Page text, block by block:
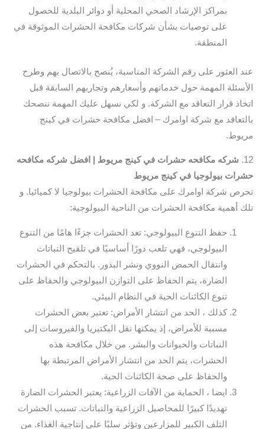
بمراكز الإرشاد الصحي المحلية أو دوائر البلدية للحصول
على توصيات بشأن شركات مكافحة الحشرات الموثوقة في
المنطقة.
عند العثور على رقم الشركة المناسبة، يُنصح بالاتصال بهم وطرح
الأسئلة المهمة حول خدماتهم وأسعارهم وتجاربهم السابقة قبل
اتخاذ قرار التعاقد مع الشركة. و لكي نسهل عليك المهمة ننصحك
بالتعاقد مع شركة اوامرك – افضل مكافحة حشرات في كينج
مريوط.
12.
شركه مكافحه حشرات في كينج مريوط | افضل شركه مكافحه
حشرات بيولوجيا في كينج مريوط
تحرص شركة اوامرك على مكافحة الحشرات بيولوجيا لا كميائيا. و
تلك أهمية مكافحة الحشرات من الناحية البيولوجية:
حفظ التنوع البيولوجي: تعد الحشرات جزءًا هامًا من التنوع
البيولوجي، فهي تلعب دورًا أساسيًا في تلقيح النباتات
وانتقال الحمض النووي ونشر البذور. بالتحكم في الحشرات
الضارة، يتم الحفاظ على التوازن البيولوجي والحفاظ على
تنوع الكائنات الحية في النظام البيئي.
كذلك ، الحد من انتشار الأمراض: تعتبر بعض الحشرات
مسببة للأمراض، إذ يمكنها نقل البكتيريا والفيروسات إلى
النباتات والحيوانات والبشر. من خلال مكافحة هذه
الحشرات، يتم الحد من انتشار الأمراض المرتبطة بها
والحفاظ على صحة الكائنات الحية.
ايضا ، الحماية من الآفات الزراعية: يعتبر الحشرات الضارة
تهديدًا كبيرًا للمحاصيل الزراعية والنباتات. تسبب الحشرات
التلف الكبير للمزارعين وتؤثر سلبًا على إنتاجية الغذاء. من